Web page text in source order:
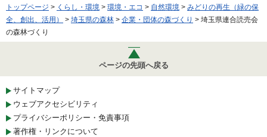
トップページ > くらし・環境 > 環境・エコ > 自然環境 > みどりの再生（緑の保
全、創出、活用）
> 埼玉県の森林 > 企業・団体の森づくり > 埼玉県連合読売会
の森林づくり
ページの先頭へ戻る
サイトマップ
ウェブアクセシビリティ
プライバシーポリシー・免責事項
著作権・リンクについて